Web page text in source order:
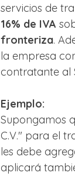
servicios de
16% de IVA
fronteriza.
la empresa
contratante al
Ejemplo:
Supongamos
C.V." para el
les debe
aplicará